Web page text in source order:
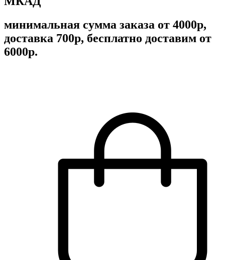
минимальная сумма заказа от 4000р,
доставка 700р, бесплатно доставим от
6000р.